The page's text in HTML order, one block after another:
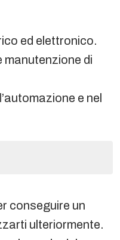
ed elettronico.
manutenzione di
e nel
conseguire un
ulteriormente.